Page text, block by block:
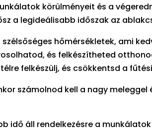
körülményeit és a
a legideálisabb időszak az
hőmérsékletek, ami
és felkészítheted
felkészülj, és csökkentsd a
számolnod kell a nagy meleggel
idő áll rendelkezésre a munkálatok